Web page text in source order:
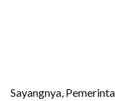
Sayangnya,